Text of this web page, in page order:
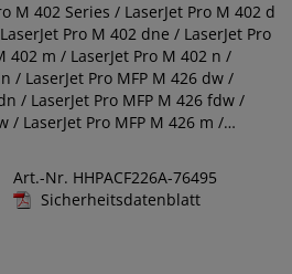
M 402 Series / LaserJet Pro M 402 d
Pro M 402 dne / LaserJet Pro
402 m / LaserJet Pro M 402 n /
/ LaserJet Pro MFP M 426 dw /
/ LaserJet Pro MFP M 426 fdw /
/ LaserJet Pro MFP M 426 m /
Art.-Nr. HHPACF226A-76495
Sicherheitsdatenblatt